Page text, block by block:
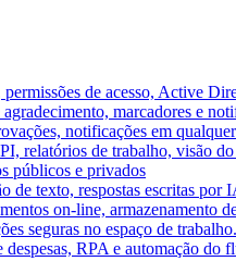
de acesso, Active
marcadores e
notificações em
relatórios de trabalho, visão
públicos e privados
de texto, respostas escritas por
on-line, armazenamento
seguras no espaço de trabalho.
RPA e automação do